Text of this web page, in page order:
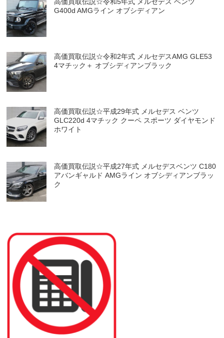
G400d AMGライン オブシディアン
高価買取伝説☆令和2年式 メルセデスAMG GLE53
4マチック＋ オブシディアンブラック
高価買取伝説☆平成29年式 メルセデス ベンツ
GLC220d 4マチック クーペ スポーツ ダイヤモンド
ホワイト
高価買取伝説☆平成27年式 メルセデスベンツ C180
アバンギャルド AMGライン オブシディアンブラッ
ク